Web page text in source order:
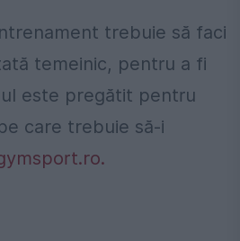
trebuie să faci
temeinic, pentru a fi
este pregătit pentru
care trebuie să-i